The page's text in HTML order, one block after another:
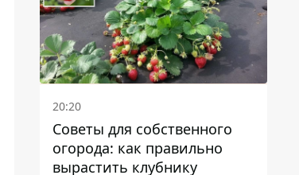
20:20
Советы для собственного
огорода: как правильно
вырастить клубнику